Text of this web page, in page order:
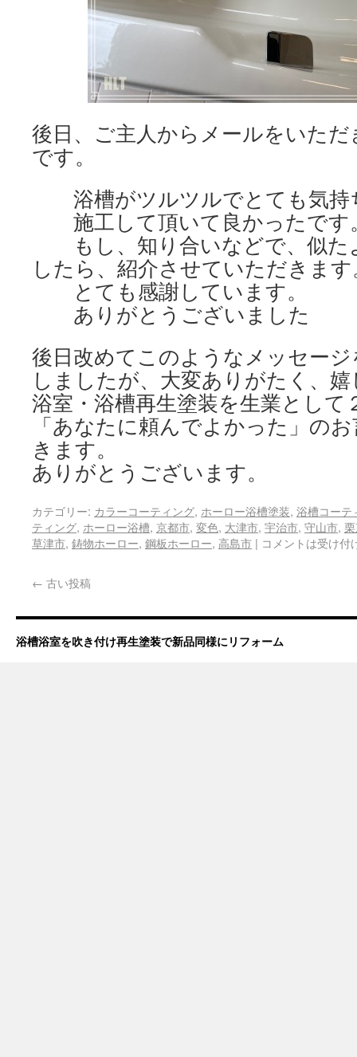
後日、ご主人からメールをいた
です。
浴槽がツルツルでとても気持
施工して頂いて良かったです
もし、知り合いなどで、似た
したら、紹介させていただきま
とても感謝しています。
ありがとうございました
後日改めてこのようなメッセー
しましたが、大変ありがたく、
浴室・浴槽再生塗装を生業として
「あなたに頼んでよかった」の
きます。
ありがとうございます。
カテゴリー: カラーコーティング, ホーロー浴槽塗装, 浴槽コーテ
ティング, ホーロー浴槽, 京都市, 変色, 大津市, 宇治市, 守山市,
草津市, 鋳物ホーロー, 鋼板ホーロー, 高島市 | コメントは受け付
← 古い投稿
浴槽浴室を吹き付け再生塗装で新品同様にリフォーム